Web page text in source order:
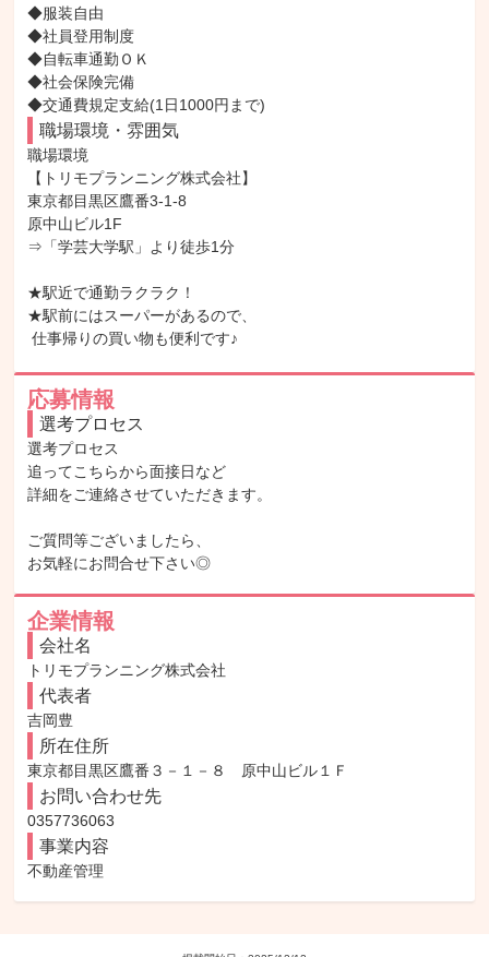
◆服装自由
◆社員登用制度
◆自転車通勤ＯＫ
◆社会保険完備
◆交通費規定支給(1日1000円まで)
職場環境・雰囲気
職場環境
【トリモプランニング株式会社】
東京都目黒区鷹番3-1-8
原中山ビル1F
⇒「学芸大学駅」より徒歩1分
★駅近で通勤ラクラク！
★駅前にはスーパーがあるので、
仕事帰りの買い物も便利です♪
応募情報
選考プロセス
選考プロセス
追ってこちらから面接日など
詳細をご連絡させていただきます。
ご質問等ございましたら、
お気軽にお問合せ下さい◎
企業情報
会社名
トリモプランニング株式会社
代表者
吉岡豊
所在住所
東京都目黒区鷹番３－１－８　原中山ビル１Ｆ
お問い合わせ先
0357736063
事業内容
不動産管理